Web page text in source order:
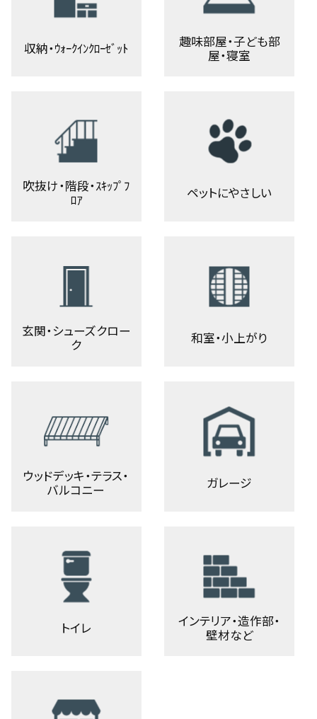
収納・ｳｫｰｸｲﾝｸﾛｰｾﾞｯﾄ
趣味部屋・子ども部
屋・寝室
吹抜け・階段・ｽｷｯﾌﾟﾌ
ﾛｱ
ペットにやさしい
玄関・シューズクロー
ク
和室・小上がり
ウッドデッキ・テラス・
バルコニー
ガレージ
トイレ
インテリア・造作部・
壁材など